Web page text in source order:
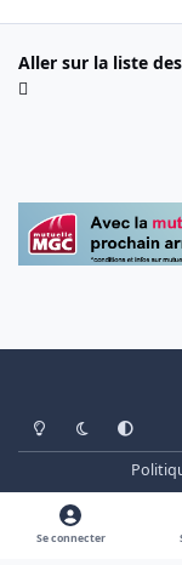
Aller sur la liste
Light ModeDark ModeSystem
Se connecter